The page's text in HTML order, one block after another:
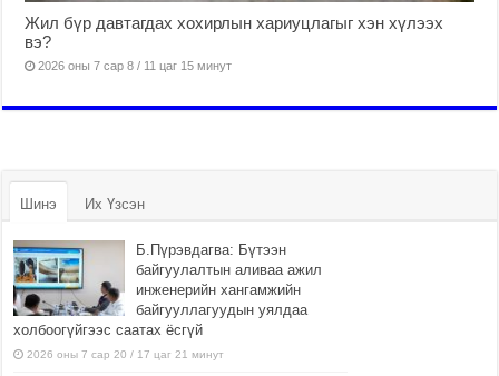
Жил бүр давтагдах хохирлын хариуцлагыг хэн хүлээх
вэ?
2026 оны 7 сар 8 / 11 цаг 15 минут
Шинэ Их Үзсэн
Б.Пүрэвдагва: Бүтээн
байгуулалтын аливаа ажил
инженерийн хангамжийн
байгууллагуудын уялдаа
холбоогүйгээс саатах ёсгүй
2026 оны 7 сар 20 / 17 цаг 21 минут